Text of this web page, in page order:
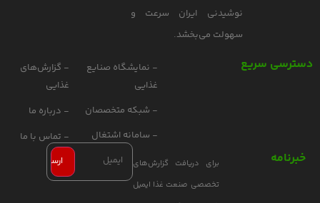
نوشیدنی ایران سرعت و
سهولت می‌بخشد.
دسترسی سریع
- نمایشگاه صنایع
غذایی
- شبکه متخصصان
- سامانه اشتغال
- گزارش‌های
غذایی
- درباره ما
- تماس با ما
خبرنامه
برای دریافت گزارش‌های
تخصصی صنعت غذا ایمیل